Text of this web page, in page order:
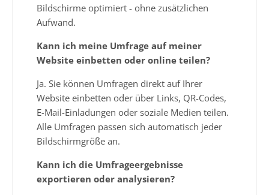
Bildschirme optimiert - ohne zusätzlichen
Aufwand.
Kann ich meine Umfrage auf meiner
Website einbetten oder online teilen?
Ja. Sie können Umfragen direkt auf Ihrer
Website einbetten oder über Links, QR-Codes,
E-Mail-Einladungen oder soziale Medien teilen.
Alle Umfragen passen sich automatisch jeder
Bildschirmgröße an.
Kann ich die Umfrageergebnisse
exportieren oder analysieren?